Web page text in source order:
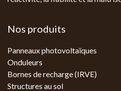
Nos produits
Panneaux photovoltaïques
Onduleurs
Bornes de recharge (IRVE)
Structures au sol